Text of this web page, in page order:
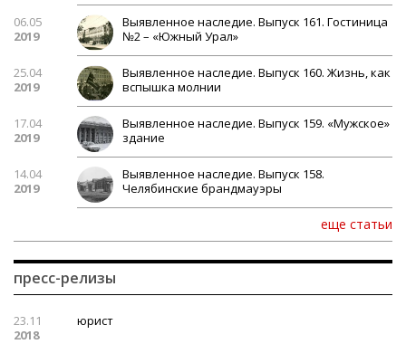
06.05
2019
Выявленное наследие. Выпуск 161. Гостиница
№2 – «Южный Урал»
25.04
2019
Выявленное наследие. Выпуск 160. Жизнь, как
вспышка молнии
17.04
2019
Выявленное наследие. Выпуск 159. «Мужское»
здание
14.04
2019
Выявленное наследие. Выпуск 158.
Челябинские брандмауэры
еще статьи
пресс-релизы
23.11
2018
юрист